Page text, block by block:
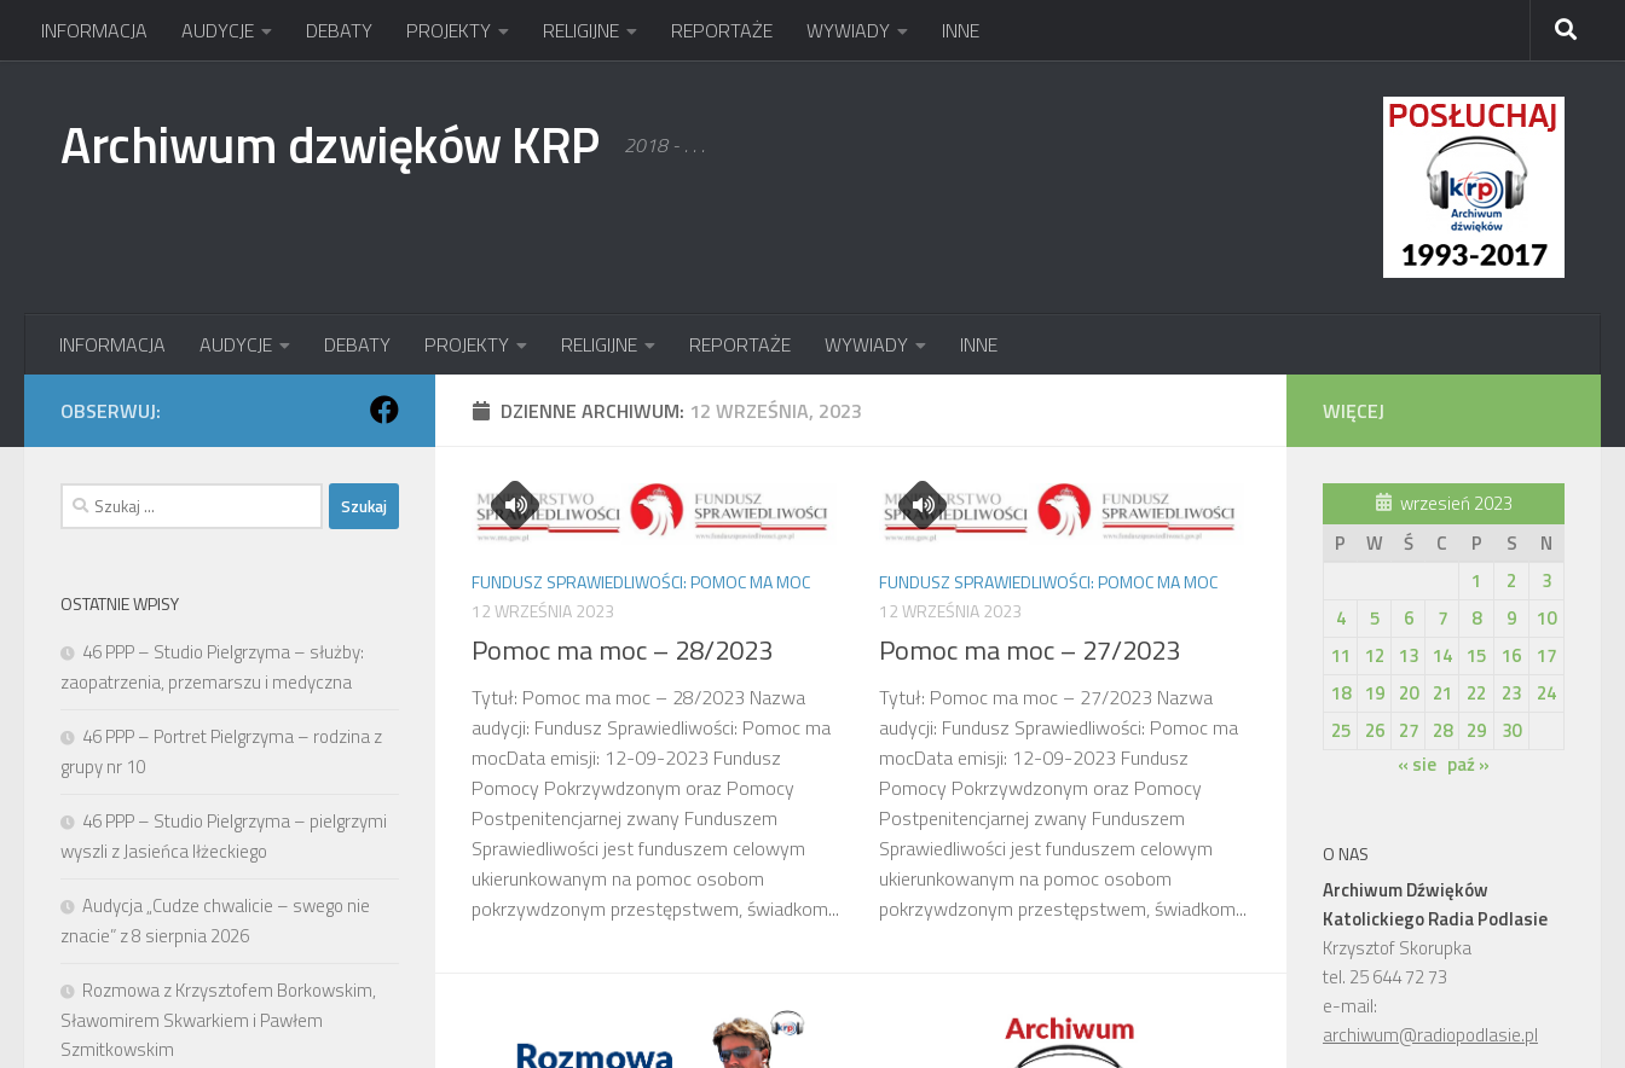
Przejdź do treści
INFORMACJA AUDYCJE DEBATY PROJEKTY RELIGIJNE REPORTAŻE WYWIADY INNE
Archiwum dzwięków KRP 2018 - . . .
INFORMACJA AUDYCJE DEBATY PROJEKTY RELIGIJNE REPORTAŻE WYWIADY INNE
DZIENNE ARCHIWUM: 12 WRZEŚNIA, 2023
FUNDUSZ SPRAWIEDLIWOŚCI: POMOC MA MOC
12 WRZEŚNIA 2023
Pomoc ma moc – 28/2023
Tytuł: Pomoc ma moc – 28/2023 Nazwa
audycji: Fundusz Sprawiedliwości: Pomoc ma
mocData emisji: 12-09-2023 Fundusz
Pomocy Pokrzywdzonym oraz Pomocy
Postpenitencjarnej zwany Funduszem
Sprawiedliwości jest funduszem celowym
ukierunkowanym na pomoc osobom
pokrzywdzonym przestępstwem, świadkom...
FUNDUSZ SPRAWIEDLIWOŚCI: POMOC MA MOC
12 WRZEŚNIA 2023
Pomoc ma moc – 27/2023
Tytuł: Pomoc ma moc – 27/2023 Nazwa
audycji: Fundusz Sprawiedliwości: Pomoc ma
mocData emisji: 12-09-2023 Fundusz
Pomocy Pokrzywdzonym oraz Pomocy
Postpenitencjarnej zwany Funduszem
Sprawiedliwości jest funduszem celowym
ukierunkowanym na pomoc osobom
pokrzywdzonym przestępstwem, świadkom...
OBSERWUJ:
Szukaj:
OSTATNIE WPISY
46 PPP – Studio Pielgrzyma – służby:
zaopatrzenia, przemarszu i medyczna
46 PPP – Portret Pielgrzyma – rodzina z
grupy nr 10
46 PPP – Studio Pielgrzyma – pielgrzymi
wyszli z Jasieńca Iłżeckiego
Audycja „Cudze chwalicie – swego nie
znacie” z 8 sierpnia 2026
Rozmowa z Krzysztofem Borkowskim,
Sławomirem Skwarkiem i Pawłem
Szmitkowskim
WIĘCEJ
wrzesień 2023
P
W Ś C P S
N
1
2
3
4
5 6 7 8 9
10
11
12 13 14 15 16
17
18 19 20 21 22 23
24
25 26 27 28 29
30
« sie paź »
O NAS
Archiwum Dźwięków
Katolickiego Radia Podlasie
Krzysztof Skorupka
tel. 25 644 72 73
e-mail:
archiwum@radiopodlasie.pl